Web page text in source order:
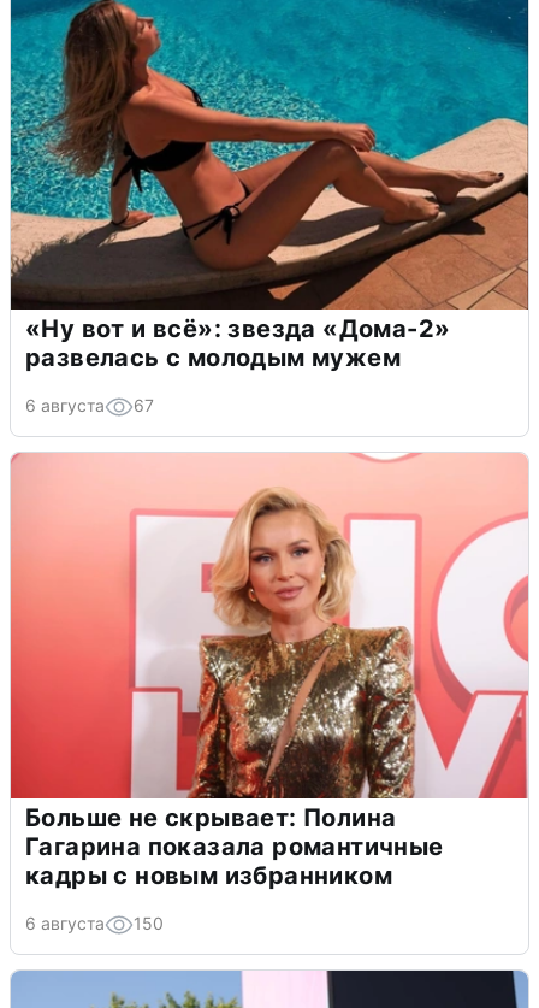
«Ну вот и всё»: звезда «Дома-2»
развелась с молодым мужем
6 августа 67
Больше не скрывает: Полина
Гагарина показала романтичные
кадры с новым избранником
6 августа 150